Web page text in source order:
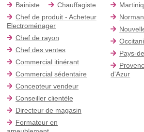
Bainiste
Chauffagiste
Chef de produit - Acheteur
Electroménager
Chef de rayon
Chef des ventes
Commercial itinérant
Commercial sédentaire
Concepteur vendeur
Conseiller clientèle
Directeur de magasin
Formateur en
Pays-
d'Azur